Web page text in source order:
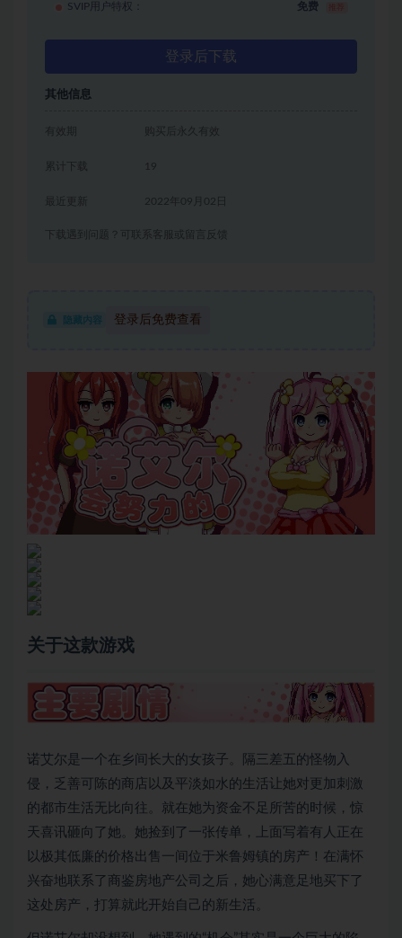
SVIP用户特权： 免费
登录后下载
其他信息
有效期 购买后永久有效
累计下载 19
2022年09月02日
下载遇到问题？可联系客服或留言反馈
隐藏内容 登录后免费查看
关于这款游戏
诺艾尔是一个在乡间长大的女孩子。隔三差五的怪物入
侵，乏善可陈的商店以及平淡如水的生活让她对更加刺激
的都市生活无比向往。就在她为资金不足所苦的时候，惊
天喜讯砸向了她。她捡到了一张传单，上面写着有人正在
以极其低廉的价格出售一间位于米鲁姆镇的房产！在满怀
兴奋地联系了商鉴房地产公司之后，她心满意足地买下了
这处房产，打算就此开始自己的新生活。